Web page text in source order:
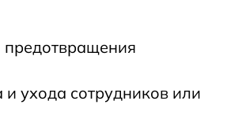
предотвращения
ухода сотрудников или